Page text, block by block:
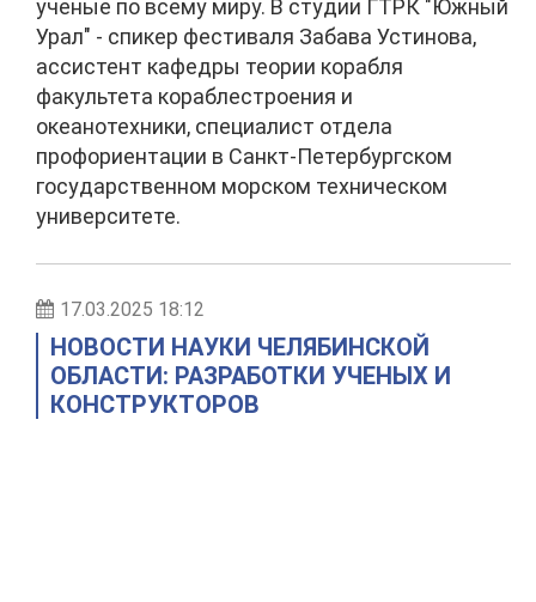
ученые по всему миру. В студии ГТРК "Южный
Урал" - спикер фестиваля Забава Устинова,
ассистент кафедры теории корабля
факультета кораблестроения и
океанотехники, специалист отдела
профориентации в Санкт-Петербургском
государственном морском техническом
университете.
17.03.2025 18:12
НОВОСТИ НАУКИ ЧЕЛЯБИНСКОЙ
ОБЛАСТИ: РАЗРАБОТКИ УЧЕНЫХ И
КОНСТРУКТОРОВ